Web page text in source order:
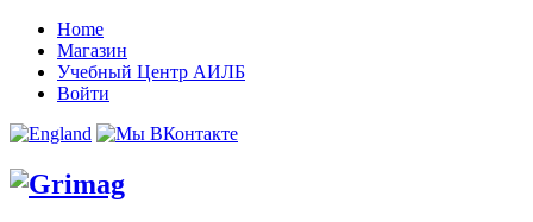
Home
Магазин
Учебный Центр АИЛБ
Войти